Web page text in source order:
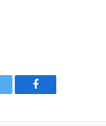
فيسبوك